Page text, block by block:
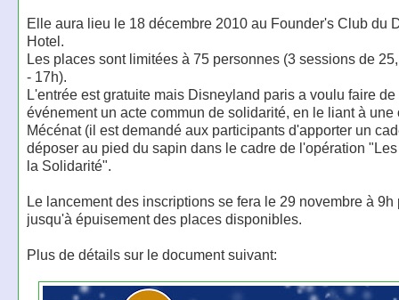
Elle aura lieu le 18 décembre 2010 au Founder's Club du
Hotel.
Les places sont limitées à 75 personnes (3 sessions de
- 17h).
L'entrée est gratuite mais Disneyland paris a voulu faire de
événement un acte commun de solidarité, en le liant à une
Mécénat (il est demandé aux participants d'apporter un
déposer au pied du sapin dans le cadre de l'opération
la Solidarité".
Le lancement des inscriptions se fera le 29 novembre à 9h
jusqu'à épuisement des places disponibles.
Plus de détails sur le document suivant: